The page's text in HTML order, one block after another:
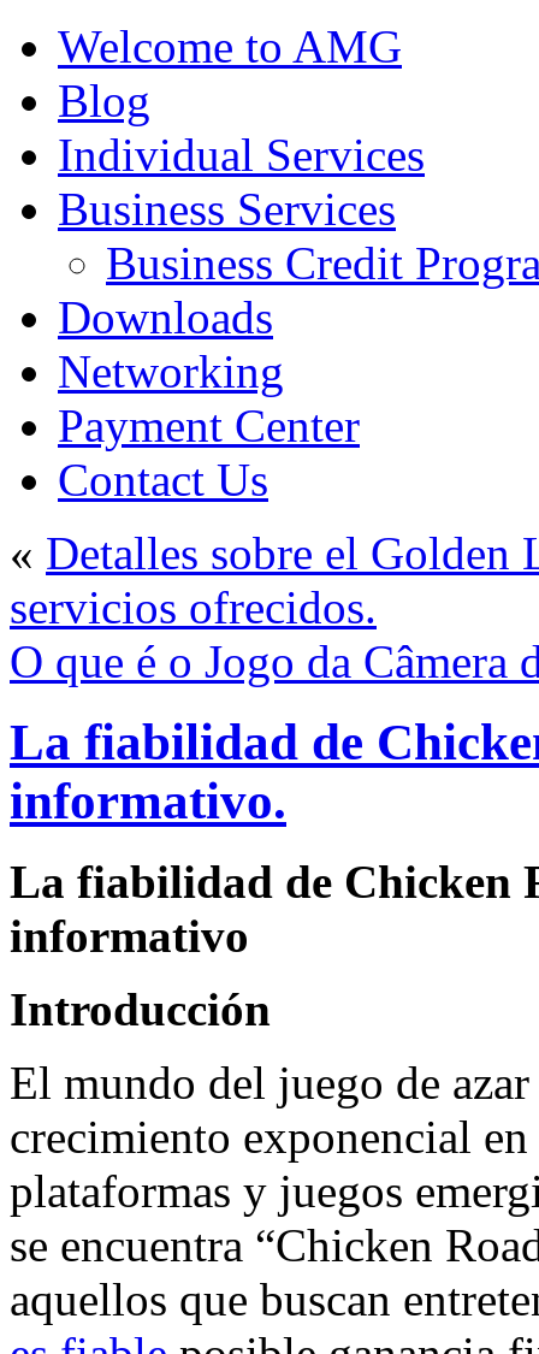
Welcome to AMG
Blog
Individual Services
Business Services
Business Credit
Downloads
Networking
Payment Center
Contact Us
« Detalles sobre el Golden
servicios ofrecidos.
O que é o Jogo da Câmera
La fiabilidad de
informativo.
La fiabilidad de Chicken
informativo
Introducción
El mundo del juego de
crecimiento exponencial
plataformas y juegos
se encuentra “Chicken
aquellos que buscan